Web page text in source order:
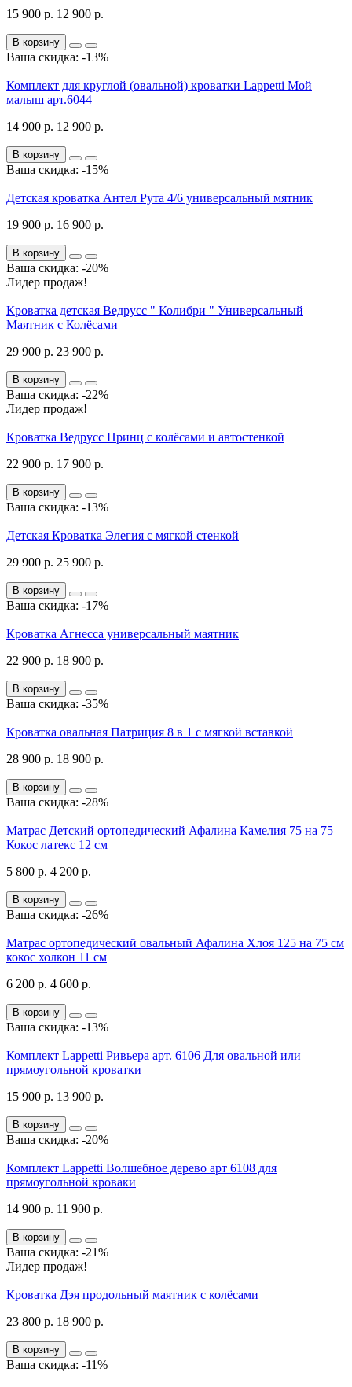
15 900 р. 12 900 р.
В корзину
Ваша скидка: -13%
Комплект для круглой (овальной) кроватки Lappetti Мой
малыш арт.6044
14 900 р. 12 900 р.
В корзину
Ваша скидка: -15%
Детская кроватка Антел Рута 4/6 универсальный мятник
19 900 р. 16 900 р.
В корзину
Ваша скидка: -20%
Лидер продаж!
Кроватка детская Ведрусс " Колибри " Универсальный
Маятник с Колёсами
29 900 р. 23 900 р.
В корзину
Ваша скидка: -22%
Лидер продаж!
Кроватка Ведрусс Принц с колёсами и автостенкой
22 900 р. 17 900 р.
В корзину
Ваша скидка: -13%
Детская Кроватка Элегия с мягкой стенкой
29 900 р. 25 900 р.
В корзину
Ваша скидка: -17%
Кроватка Агнесса универсальный маятник
22 900 р. 18 900 р.
В корзину
Ваша скидка: -35%
Кроватка овальная Патриция 8 в 1 с мягкой вставкой
28 900 р. 18 900 р.
В корзину
Ваша скидка: -28%
Матрас Детский ортопедический Афалина Камелия 75 на 75
Кокос латекс 12 см
5 800 р. 4 200 р.
В корзину
Ваша скидка: -26%
Матрас ортопедический овальный Афалина Хлоя 125 на 75 см
кокос холкон 11 см
6 200 р. 4 600 р.
В корзину
Ваша скидка: -13%
Комплект Lappetti Ривьера арт. 6106 Для овальной или
прямоугольной кроватки
15 900 р. 13 900 р.
В корзину
Ваша скидка: -20%
Комплект Lappetti Волшебное дерево арт 6108 для
прямоугольной кроваки
14 900 р. 11 900 р.
В корзину
Ваша скидка: -21%
Лидер продаж!
Кроватка Дэя продольный маятник с колёсами
23 800 р. 18 900 р.
В корзину
Ваша скидка: -11%